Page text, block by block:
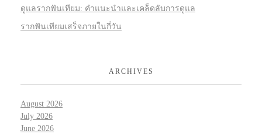
ดูแลรากฟันเทียม: คำแนะนำและเคล็ดลับการดูแล
รากฟันเทียมเสร็จภายในกี่วัน
ARCHIVES
August 2026
July 2026
June 2026